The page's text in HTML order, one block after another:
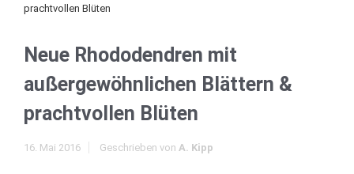
prachtvollen Blüten
Neue Rhododendren mit
außergewöhnlichen Blättern &
prachtvollen Blüten
16. Mai 2016 Geschrieben von A. Kipp